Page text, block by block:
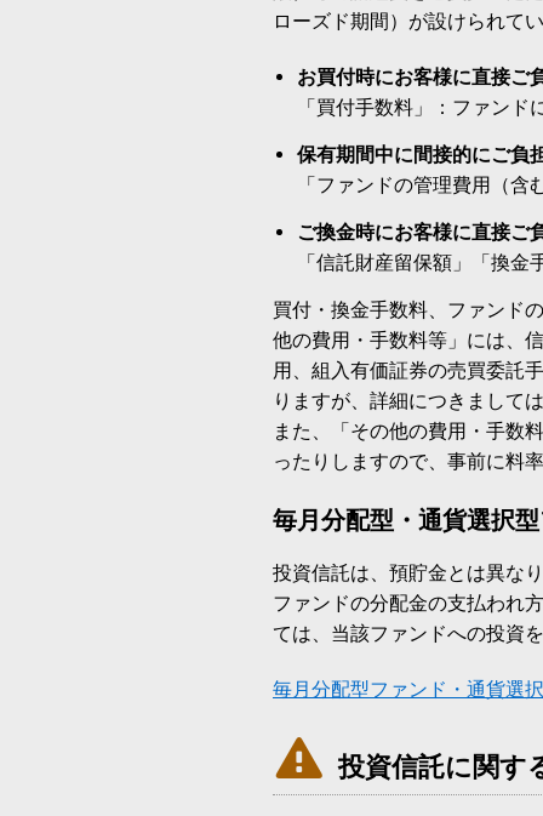
ローズド期間）が設けられて
お買付時にお客様に直接ご
「買付手数料」：ファンド
保有期間中に間接的にご負
「ファンドの管理費用（
ご換金時にお客様に直接ご
「信託財産留保額」「換
買付・換金手数料、ファンド
他の費用・手数料等」には、
用、組入有価証券の売買委託
りますが、詳細につきまして
また、「その他の費用・手数
ったりしますので、事前に料
毎月分配型・通貨選択
投資信託は、預貯金とは異な
ファンドの分配金の支払われ
ては、当該ファンドへの投資
毎月分配型ファンド・通貨選
 投資信託に関す